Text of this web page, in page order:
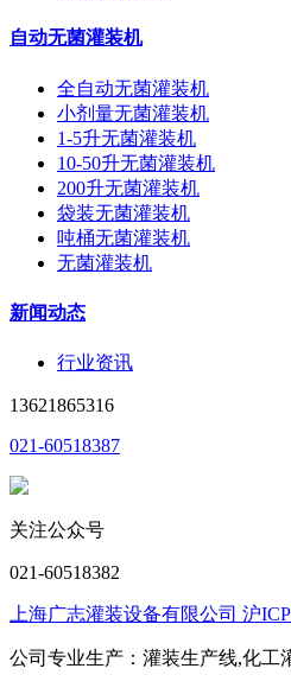
自动无菌灌装机
全自动无菌灌装机
小剂量无菌灌装机
1-5升无菌灌装机
10-50升无菌灌装机
200升无菌灌装机
袋装无菌灌装机
吨桶无菌灌装机
无菌灌装机
新闻动态
行业资讯
13621865316
021-60518387
关注公众号
021-60518382
上海广志灌装设备有限公司 沪
公司专业生产：灌装生产线,化工